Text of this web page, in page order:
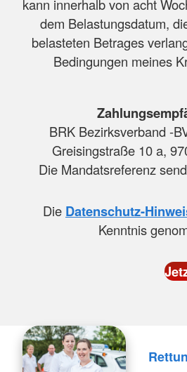
kann innerhalb von acht
dem Belastungsdatum,
belasteten Betrages
Bedingungen meines
BRK Bezirksverband -
Greisingstraße 10 a,
Die Mandatsreferenz
Die Datenschutz-
Kenntnis